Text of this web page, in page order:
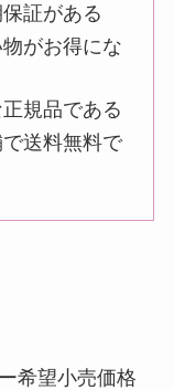
証がある
がお得にな
規品である
送料無料で
希望小売価格